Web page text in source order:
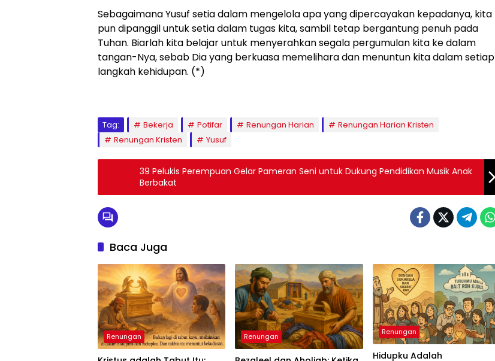
Sebagaimana Yusuf setia dalam mengelola apa yang dipercayakan kepadanya, kita
pun dipanggil untuk setia dalam tugas kita, sambil tetap bergantung penuh pada
Tuhan. Biarlah kita belajar untuk menyerahkan segala pergumulan kita ke dalam
tangan-Nya, sebab Dia yang berkuasa memelihara dan menuntun kita dalam setiap
langkah kehidupan. (*)
Tag: Bekerja Potifar Renungan Harian
Renungan Harian Kristen
Renungan Kristen
Yusuf
39 Pelukis Perempuan Gelar Pameran Seni untuk Dukung Pendidikan Musik Anak
Berbakat
Baca Juga
Renungan Renungan
Renungan
Hidupku Adalah